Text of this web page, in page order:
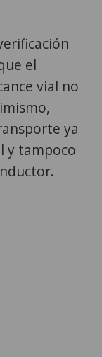
el
vial no
ya
y tampoco